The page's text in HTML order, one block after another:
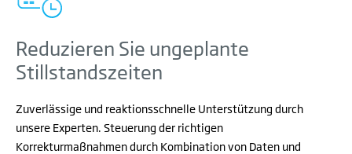
Reduzieren Sie ungeplante
Stillstandszeiten
Zuverlässige und reaktionsschnelle Unterstützung durch
unsere Experten. Steuerung der richtigen
Korrekturmaßnahmen durch Kombination von Daten und